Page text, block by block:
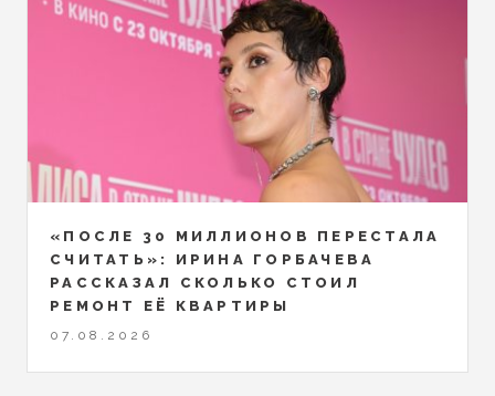
«ПОСЛЕ 30 МИЛЛИОНОВ ПЕРЕСТАЛА
СЧИТАТЬ»: ИРИНА ГОРБАЧЕВА
РАССКАЗАЛ СКОЛЬКО СТОИЛ
РЕМОНТ ЕЁ КВАРТИРЫ
07.08.2026